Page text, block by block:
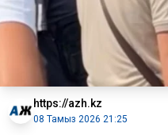
https://azh.kz
08 Тамыз 2026 21:25